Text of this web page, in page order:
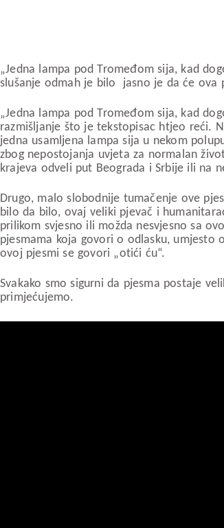
„Jedna lampa pod Tromeđom sija, kad
slušanje odmah je bilo jasno je da će ova
„Jedna lampa pod Tromeđom sija, kad
razmišljanje što je tekstopisac htjeo reći.
jedna usamljena lampa sija u nekom
zbog nepostojanja uvjeta za normalan
krajeva odveli put Beograda i Srbije ili na
Drugo, malo slobodnije tumačenje ove
bilo da bilo, ovaj veliki pjevač i
prilikom svjesno ili možda nesvjesno sa
pjesmama koja govori o odlasku, umjesto
ovoj pjesmi se govori „otići ću“.
Svakako smo sigurni da pjesma postaje
primjećujemo.